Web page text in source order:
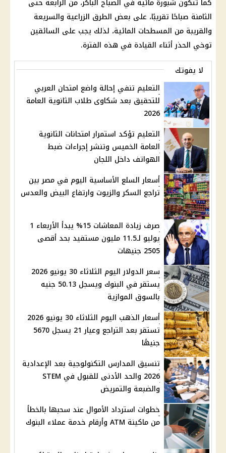
كما تتكون شبورة مائية في الصباح الباكر، من الرابعة حتى
الثامنة صباحًا تقريبًا، على بعض الطرق الزراعية والسريعة
والقريبة من المسطحات المائية، لذلك يجب على السائقين
توخي الحذر أثناء القيادة في هذه الفترة.
لا يفوتك
التعليم تنفي إحالة واضع امتحان العربي
للتحقيق بعد شكاوى طلاب الثانوية العامة
2026
التعليم تؤكد استمرار امتحانات الثانوية
العامة الخميس وتنشر إجراءات ضبط
الهواتف داخل اللجان
أسعار السلع الأساسية اليوم في مصر بين
تراجع السكر والزيوت وارتفاع البيض والعدس
صرف زيادة المعاشات 15% يبدأ الأربعاء 1
يوليو لـ11.5 مليون مستفيد بحد أقصى
2505 جنيهات
سعر الدولار اليوم الثلاثاء 30 يونيو 2026
يستقر في البنوك ويسجل 50.13 جنيه
بالسوق الموازية
أسعار الذهب اليوم الثلاثاء 30 يونيو 2026
تستقر بعد التراجع وعيار 21 يسجل 5670
جنيهًا
تنسيق المدارس التكنولوجية بعد الإعدادية
2026 والحد الأدنى للقبول في STEM
والضبعة والتمريض
خطوات استرداد الأموال عند سحبها بالخطأ
من ماكينة ATM وأرقام خدمة عملاء البنوك